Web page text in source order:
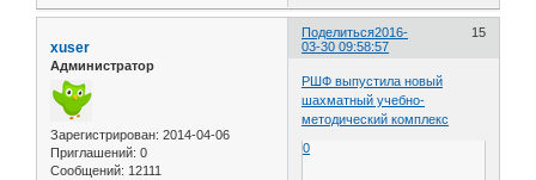
Поделиться 15
2016-
03-30 09:58:57
xuser
Администратор
Зарегистрирован: 2014-04-06
Приглашений: 0
Сообщений: 12111
РШФ выпустила новый
шахматный учебно-
методический комплекс
0